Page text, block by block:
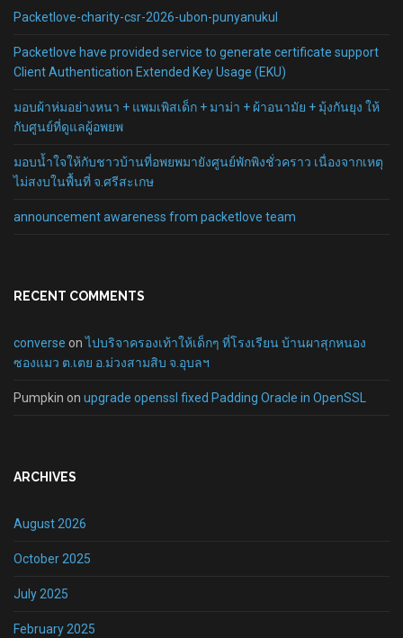
Packetlove-charity-csr-2026-ubon-punyanukul
Packetlove have provided service to generate certificate support
Client Authentication Extended Key Usage (EKU)
มอบผ้าห่มอย่างหนา + แพมเพิสเด็ก + มาม่า + ผ้าอนามัย + มุ้งกันยุง ให้
กับศูนย์ที่ดูแลผู้อพยพ
มอบน้ำใจให้กับชาวบ้านที่อพยพมายังศูนย์พักพิงชั่วคราว เนื่องจากเหตุ
ไม่สงบในพื้นที่ จ.ศรีสะเกษ
announcement awareness from packetlove team
RECENT COMMENTS
converse onไปบริจาครองเท้าให้เด็กๆ ที่โรงเรียน บ้านผาสุกหนอง
ซองแมว ต.เตย อ.ม่วงสามสิบ จ.อุบลฯ
Pumpkin on upgrade openssl fixed Padding Oracle in OpenSSL
ARCHIVES
August 2026
October 2025
July 2025
February 2025